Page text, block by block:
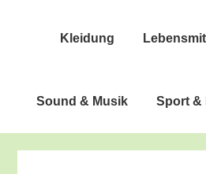
Klei­dung
Sound & Musik Sport &